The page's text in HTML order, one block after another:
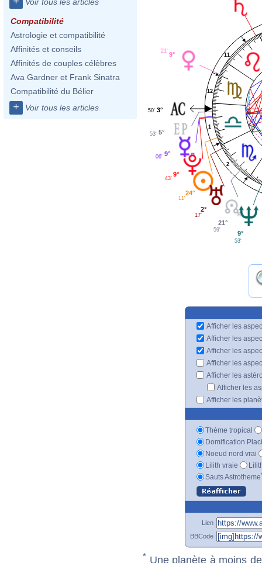
Compatibilité
Astrologie et compatibilité
Affinités et conseils
Affinités de couples célèbres
Ava Gardner et Frank Sinatra
Compatibilité du Bélier
+ Voir tous les articles
1
2
11
12
9°
21'
3°
50'
5°
53'
9°
06'
9°
43'
24°
11'
2°
17'
21°
59' 9°
53'
Afficher les
Afficher les
Afficher les
Afficher les
Afficher les
Afficher les
Afficher les
Thème tropical
Domification
Noeud nord vrai
Lilith vraie
Sauts Astrotheme
Lien
BBCode
* Une planète à moins